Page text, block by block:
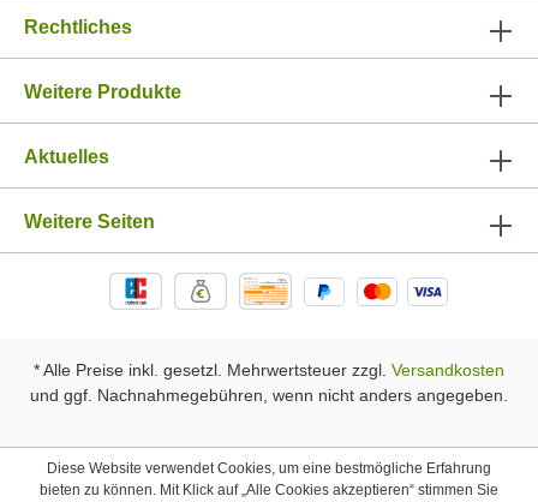
Rechtliches
Weitere Produkte
Aktuelles
Weitere Seiten
* Alle Preise inkl. gesetzl. Mehrwertsteuer zzgl. Versandkosten
und ggf. Nachnahmegebühren, wenn nicht anders angegeben.
Diese Website verwendet Cookies, um eine bestmögliche Erfahrung
bieten zu können. Mit Klick auf „Alle Cookies akzeptieren“ stimmen Sie